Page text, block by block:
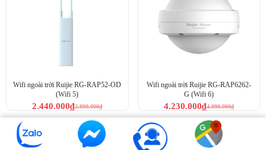
Wifi ngoài trời Ruijie RG-RAP52-OD
(Wifi 5)
2.890.000₫
2.440.000₫
Wifi ngoài trời Ruijie RG-RAP6262-
G (Wifi 6)
4.890.000₫
4.230.000₫